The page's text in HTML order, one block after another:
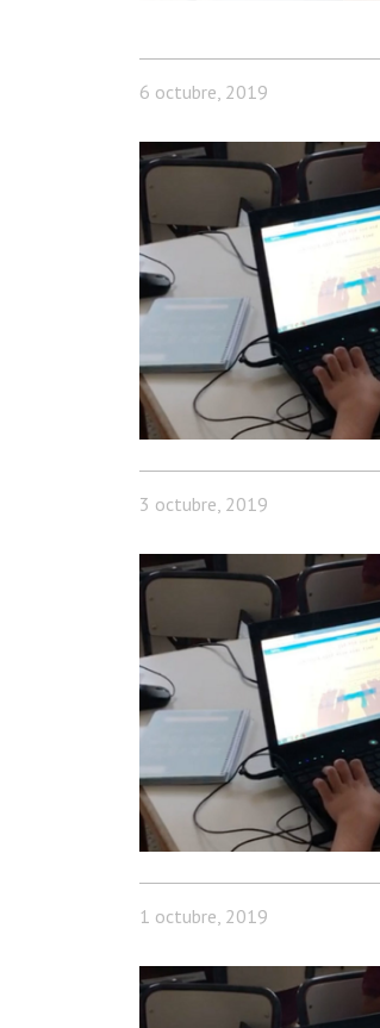
6 octubre, 2019
3 octubre, 2019
1 octubre, 2019